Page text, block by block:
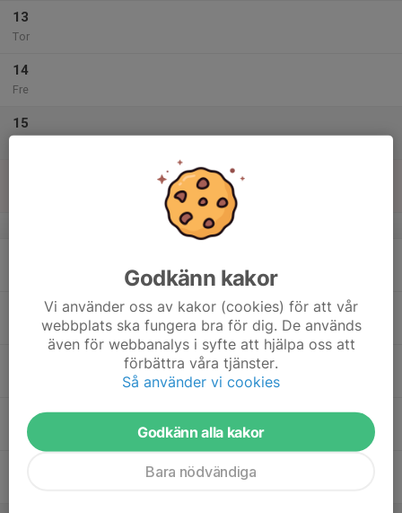
13
Tor
14
Fre
15
v.34
Tor
Godkänn kakor
Vi använder oss av kakor (cookies) för att vår
webbplats ska fungera bra för dig. De används
även för webbanalys i syfte att hjälpa oss att
förbättra våra tjänster.
Så använder vi cookies
Godkänn alla kakor
Bara nödvändiga